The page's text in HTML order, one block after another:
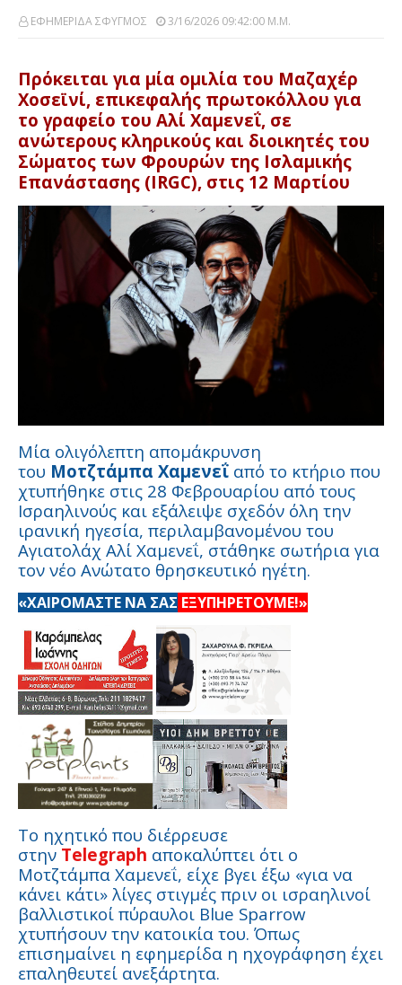
ΕΦΗΜΕΡΙΔΑ ΣΦΥΓΜΟΣ 3/16/2026 09:42:00 Μ.μ.
Πρόκειται για μία ομιλία του Μαζαχέρ
Χοσεϊνί, επικεφαλής πρωτοκόλλου για
το γραφείο του Αλί Χαμενεΐ, σε
ανώτερους κληρικούς και διοικητές του
Σώματος των Φρουρών της Ισλαμικής
Επανάστασης (IRGC), στις 12 Μαρτίου
Μία ολιγόλεπτη απομάκρυνση
του Μοτζτάμπα Χαμενεΐ από το κτήριο που
χτυπήθηκε στις 28 Φεβρουαρίου από τους
Ισραηλινούς και εξάλειψε σχεδόν όλη την
ιρανική ηγεσία, περιλαμβανομένου του
Αγιατολάχ Αλί Χαμενεΐ, στάθηκε σωτήρια για
τον νέο Ανώτατο θρησκευτικό ηγέτη.
«ΧΑΙΡΟΜΑΣΤΕ ΝΑ ΣΑΣ ΕΞΥΠΗΡΕΤΟΥΜΕ!»
Το ηχητικό που διέρρευσε
στην Telegraph αποκαλύπτει ότι ο
Μοτζτάμπα Χαμενεΐ, είχε βγει έξω «για να
κάνει κάτι» λίγες στιγμές πριν οι ισραηλινοί
βαλλιστικοί πύραυλοι Blue Sparrow
χτυπήσουν την κατοικία του. Όπως
επισημαίνει η εφημερίδα η ηχογράφηση έχει
επαληθευτεί ανεξάρτητα.